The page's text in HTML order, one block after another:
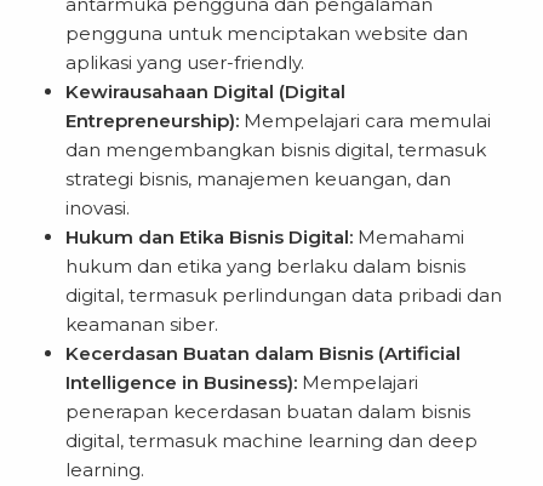
pengguna untuk menciptakan website dan
aplikasi yang user-friendly.
Kewirausahaan Digital (Digital
Entrepreneurship): Mempelajari cara memulai
dan mengembangkan bisnis digital, termasuk
strategi bisnis, manajemen keuangan, dan
inovasi.
Hukum dan Etika Bisnis Digital: Memahami
hukum dan etika yang berlaku dalam bisnis
digital, termasuk perlindungan data pribadi dan
keamanan siber.
Kecerdasan Buatan dalam Bisnis (Artificial
Intelligence in Business): Mempelajari
penerapan kecerdasan buatan dalam bisnis
digital, termasuk machine learning dan deep
learning.